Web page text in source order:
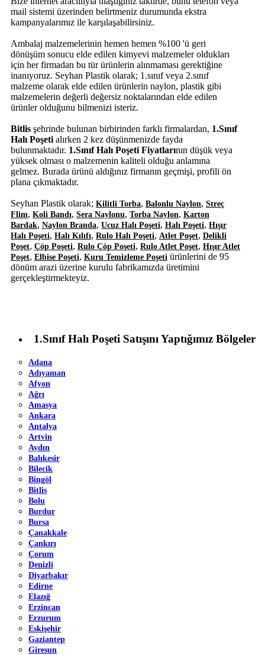
mail sistemi üzerinden belirtmeniz durumunda ekstra
kampanyalarımız ile karşılaşabilirsiniz.
Ambalaj malzemelerinin hemen hemen %100 'ü geri
dönüşüm sonucu elde edilen kimyevi malzemeler oldukları
için her firmadan bu tür ürünlerin alınmaması gerektiğine
inanıyoruz. Seyhan Plastik olarak; 1.sınıf veya 2.sınıf
malzeme olarak elde edilen ürünlerin naylon, plastik gibi
malzemelerin değerli değersiz noktalarından elde edilen
ürünler olduğunu bilmenizi isteriz.
Bitlis şehrinde bulunan birbirinden farklı firmalardan, 1.Sınıf
Halı Poşeti alırken 2 kez düşünmenizde fayda
bulunmaktadır. 1.Sınıf Halı Poşeti Fiyatlarının düşük veya
yüksek olması o malzemenin kaliteli olduğu anlamına
gelmez. Burada ürünü aldığınız firmanın geçmişi, profili ön
plana çıkmaktadır.
Seyhan Plastik olarak; Kilitli Torba, Balonlu Naylon, Streç
Flim, Koli Bandı, Sera Naylonu, Torba Naylon, Karton
Bardak, Naylon Branda, Ucuz Halı Poşeti, Halı Poşeti, Hışır
Halı Poşeti, Halı Kılıfı, Rulo Halı Poşeti, Atlet Poşet, Delikli
Poşet, Çöp Poşeti, Rulo Çöp Poşeti, Rulo Atlet Poşet, Hışır Atlet
Poşet, Elbise Poşeti, Kuru Temizleme Poşeti ürünlerini de 95
dönüm arazi üzerine kurulu fabrikamızda üretimini
gerçekleştirmekteyiz.
1.Sınıf Halı Poşeti Satışını Yaptığımız Bölgeler
Adana
Adıyaman
Afyon
Ağrı
Amasya
Ankara
Antalya
Artvin
Aydın
Balıkesir
Bilecik
Bingöl
Bitlis
Bolu
Burdur
Bursa
Çanakkale
Çankırı
Çorum
Denizli
Diyarbakır
Edirne
Elazığ
Erzincan
Erzurum
Eskişehir
Gaziantep
Giresun